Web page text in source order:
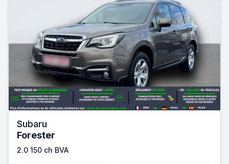
Subaru
Forester
2.0 150 ch BVA